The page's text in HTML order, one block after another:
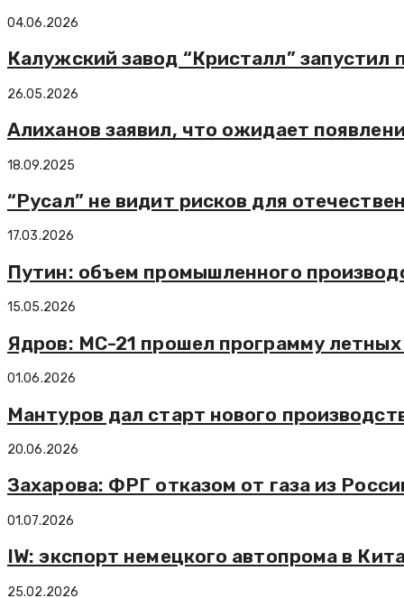
04.06.2026
Калужский завод “Кристалл”
26.05.2026
Алиханов заявил, что ожидает
18.09.2025
“Русал” не видит рисков для
17.03.2026
Путин: объем промышленного
15.05.2026
Ядров: МС-21 прошел программу
01.06.2026
Мантуров дал старт нового
20.06.2026
Захарова: ФРГ отказом от газа из
01.07.2026
IW: экспорт немецкого автопрома в
25.02.2026